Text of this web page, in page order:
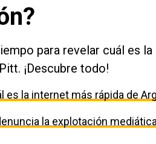
para revelar cuál es la
¡Descubre todo!
la internet más rápida de
la explotación